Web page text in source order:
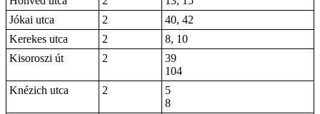
Jókai utca
2
40, 42
Kerekes utca
2
8, 10
Kisoroszi út
2
39
104
Knézich utca
2
5
8